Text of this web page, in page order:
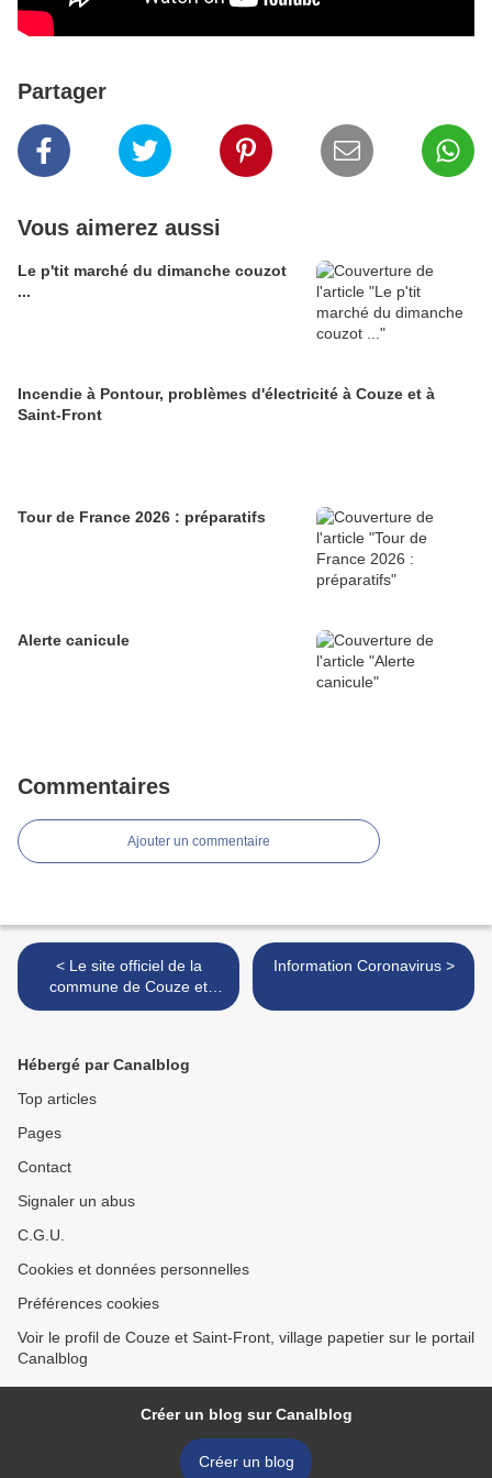
Partager
Vous aimerez aussi
Le p'tit marché du dimanche couzot
...
Incendie à Pontour, problèmes d'électricité à Couze et à
Saint-Front
Tour de France 2026 : préparatifs
Alerte canicule
Commentaires
Ajouter un commentaire
< Le site officiel de la
commune de Couze et
Saint-Front
Information Coronavirus >
Hébergé par Canalblog
Top articles
Pages
Contact
Signaler un abus
C.G.U.
Cookies et données personnelles
Préférences cookies
Voir le profil de Couze et Saint-Front, village papetier sur le portail
Canalblog
Créer un blog sur Canalblog
Créer un blog